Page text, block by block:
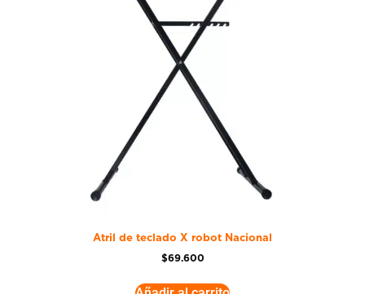
Atril de teclado X robot Nacional
$69.600